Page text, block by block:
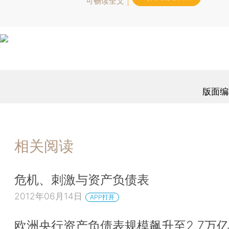
版面
相关阅读
危机、刺激与资产负债表
2012年06月14日 APP打开
欧洲央行资产负债表规模飙升至2.7万